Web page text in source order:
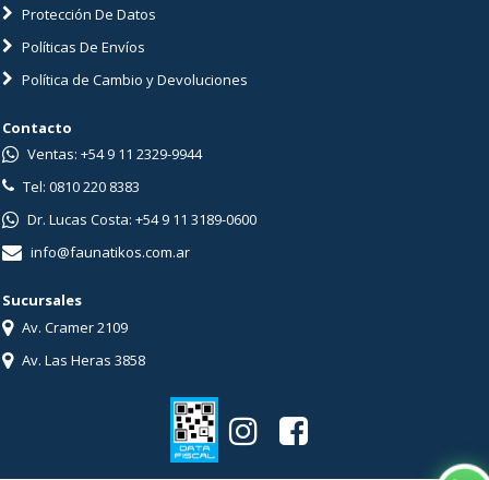
Protección De Datos
Políticas De Envíos
Política de Cambio y Devoluciones
Contacto
Ventas: +54 9 11 2329-9944
Tel: 0810 220 8383
Dr. Lucas Costa: +54 9 11 3189-0600
info@faunatikos.com.ar
Sucursales
Av. Cramer 2109
Av. Las Heras 3858